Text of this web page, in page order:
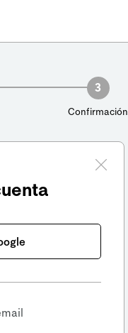
3
Confirmación